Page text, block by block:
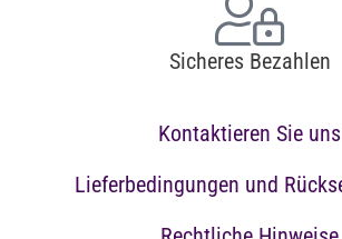
Sicheres Bezahlen
Kontaktieren Sie uns
Lieferbedingungen und